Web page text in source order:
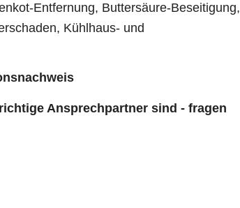
Entfernung, Buttersäure-Beseitigung,
Kühlhaus- und
Ansprechpartner sind - fragen